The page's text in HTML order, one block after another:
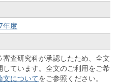
年度
査研究科が承認したため、全文
ています。全文のご利用をご希
文についてをご参照ください。